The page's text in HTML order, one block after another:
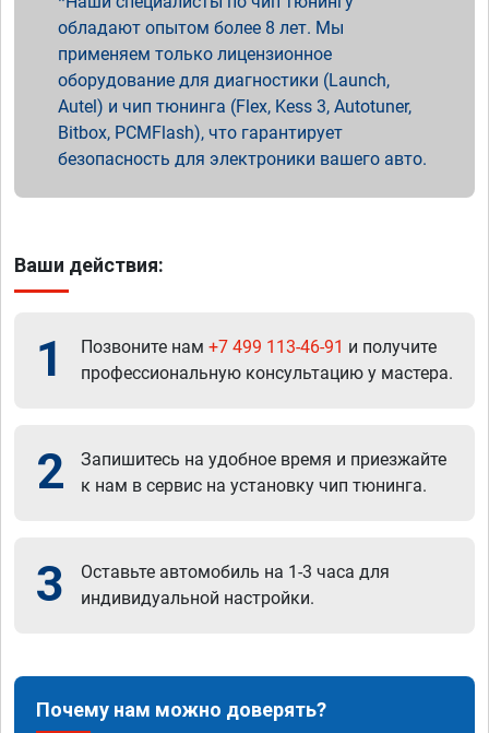
обладают опытом более 8 лет. Мы
применяем только лицензионное
оборудование для диагностики (Launch,
Autel) и чип тюнинга (Flex, Kess 3, Autotuner,
Bitbox, PCMFlash), что гарантирует
безопасность для электроники вашего авто.
Ваши действия:
1 Позвоните нам +7 499 113-46-91 и получите
профессиональную консультацию у мастера.
2
Запишитесь на удобное время и приезжайте
к нам в сервис на установку чип тюнинга.
3
Оставьте автомобиль на 1-3 часа для
индивидуальной настройки.
Почему нам можно доверять?